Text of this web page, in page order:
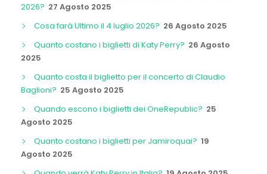
2026? 27 Agosto 2025
Cosa farà Ultimo il 4 luglio 2026? 26 Agosto 2025
Quanto costano i biglietti di Katy Perry? 26 Agosto
2025
Quanto costa il biglietto per il concerto di Claudio
Baglioni? 25 Agosto 2025
Quando escono i biglietti dei OneRepublic? 25
Agosto 2025
Quanto costano i biglietti per Jamiroquai? 19
Agosto 2025